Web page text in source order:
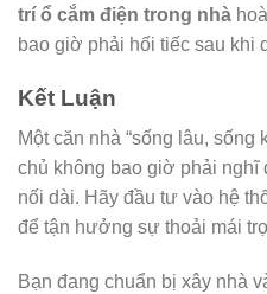
trí ổ cắm điện trong nhà
bao giờ phải hối tiếc sau khi
Kết Luận
Một căn nhà “sống lâu, sống
chủ không bao giờ phải nghĩ
nối dài. Hãy đầu tư vào hệ
để tận hưởng sự thoải mái
Bạn đang chuẩn bị xây nhà